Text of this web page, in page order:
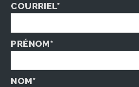
COURRIEL*
PRÉNOM*
NOM*